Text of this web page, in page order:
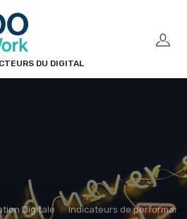
DU DIGITAL
Digitale Indicateurs de